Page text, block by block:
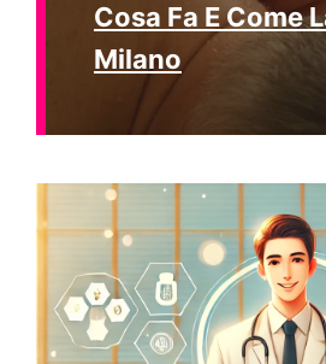
Cosa Fa E Come
Milano